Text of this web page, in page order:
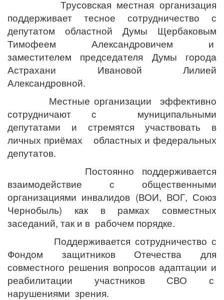
Трусовская местная организация
поддерживает тесное сотрудничество с
депутатом областной Думы Щербаковым
Тимофеем Александровичем и
заместителем председателя Думы города
Астрахани Ивановой Лилией
Александровной.
Местные организации эффективно
сотрудничают с муниципальными
депутатами и стремятся участвовать в
личных приёмах областных и федеральных
депутатов.
Постоянно поддерживается
взаимодействие с общественными
организациями инвалидов (ВОИ, ВОГ, Союз
Чернобыль) как в рамках совместных
заседаний, так и в рабочем порядке.
Поддерживается сотрудничество с
Фондом защитников Отечества для
совместного решения вопросов адаптации и
реабилитации участников СВО с
нарушениями зрения.